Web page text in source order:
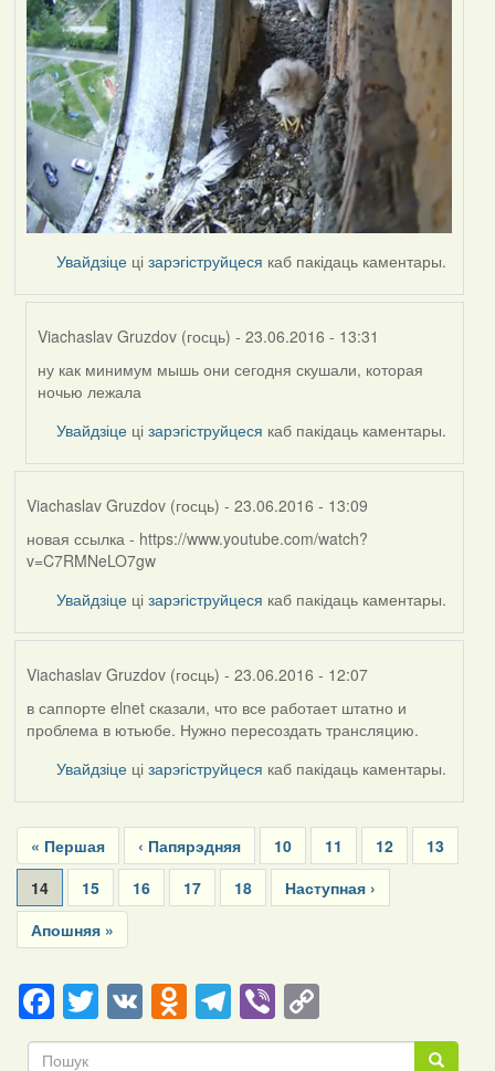
Увайдзіце цізарэгіструйцеся каб пакідаць каментары.
Viachaslav Gruzdov (госць) - 23.06.2016 - 13:31
In
reply
Harrier
ну как минимум мышь они сегодня скушали, которая
ночью лежала
Увайдзіце цізарэгіструйцеся каб пакідаць каментары.
Viachaslav Gruzdov (госць) - 23.06.2016 - 13:09
новая ссылка - https://www.youtube.com/watch?
v=C7RMNeLO7gw
Увайдзіце цізарэгіструйцеся каб пакідаць каментары.
Viachaslav Gruzdov (госць) - 23.06.2016 - 12:07
в саппорте elnet сказали, что все работает штатно и
проблема в ютьюбе. Нужно пересоздать трансляцию.
Увайдзіце цізарэгіструйцеся каб пакідаць каментары.
Pagination
First
page
« Першая
Previous
page
‹ Папярэдняя Page
10 Page
11 Page
12 Page
13
Current
page
14 Page
15 Page
16 Page
17 Page
18
Next
page
Наступная ›
Last
page
Апошняя »
Facebook
Twitter
VKOdnoklassniki
Telegram
ViberCopy
Link Пошук
Пошук